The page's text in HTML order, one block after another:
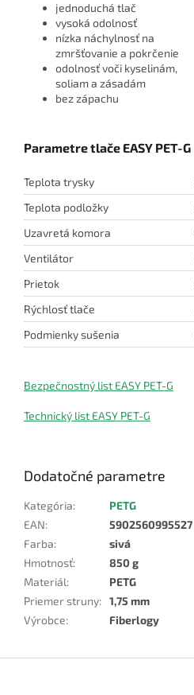
jednoduchá tlač
vysoká odolnosť
nízka náchylnosť na
zmršťovanie a pokrčenie
odolnosť voči kyselinám,
soliam a zásadám
bez zápachu
Parametre tlače EASY PET-G
Teplota trysky
Teplota podložky
Uzavretá komora
Ventilátor
Prietok
Rýchlosť tlače
Podmienky sušenia
Bezpečnostný list EASY PET-G
Technický list EASY PET-G
Dodatočné parametre
Kategória:
PETG
EAN:
5902560995527
Farba:
sivá
Hmotnosť:
850 g
Materiál:
PETG
Priemer struny: 1,75 mm
Výrobce: Fiberlogy